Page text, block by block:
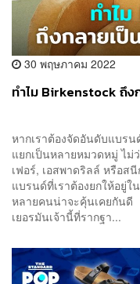
30 พฤษภาคม 2022
ทำไม Birkenstock ถึง
หากเราต้องจัดอันดับแบรน
แยกเป็นหลายหมวดหมู่ ไม่
เฟอร์, เอสพาดริลล์ หรือส
แบรนด์ที่เราต้องยกให้อยู่
หลายคนน่าจะคุ้นเคยกันดี
เยอรมันเจ้านี้ที่รากฐา...